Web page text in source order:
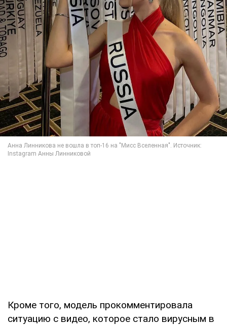
Кроме того, модель прокомментировала
ситуацию с видео, которое стало вирусным в